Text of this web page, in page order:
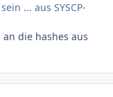
... aus SYSCP-
die hashes aus